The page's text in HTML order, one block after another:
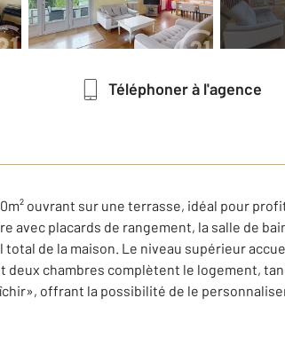
Téléphoner à l'agence
ouvrant sur une terrasse, idéal pour
avec placards de rangement, la salle de
de la maison. Le niveau supérieur
deux chambres complètent le logement,
offrant la possibilité de le